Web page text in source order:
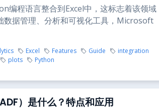
编程语言整合到Excel中，这标志着该领域
数据管理、分析和可视化工具，Microsoft
Excel Features Guide
integration
plots Python
）是什么？特点和应用